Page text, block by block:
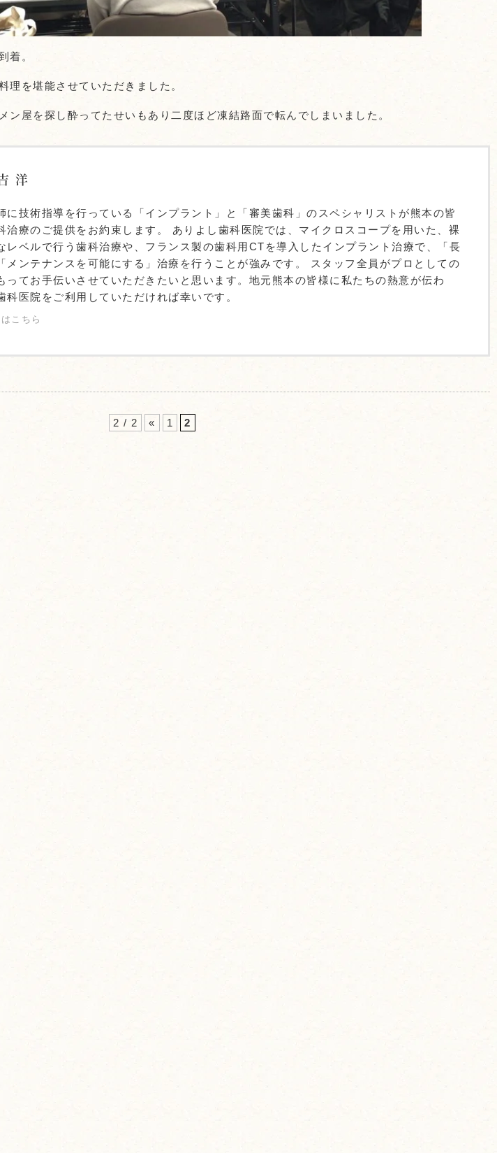
着。
理を堪能させていただきました。
ン屋を探し酔ってたせいもあり二度ほど凍結路面で転んでしまいました。
洋
に技術指導を行っている「インプラント」と「審美歯科」のスペシャリストが熊本の皆
治療のご提供をお約束します。 ありよし歯科医院では、マイクロスコープを用いた、裸
レベルで行う歯科治療や、フランス製の歯科用CTを導入したインプラント治療で、「長
メンテナンスを可能にする」治療を行うことが強みです。 スタッフ全員がプロとしての
ってお手伝いさせていただきたいと思います。地元熊本の皆様に私たちの熱意が伝わ
科医院をご利用していただければ幸いです。
こちら
2 / 2 « 1 2